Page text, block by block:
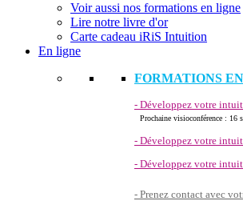
Voir aussi nos formations en ligne
Lire notre livre d'or
Carte cadeau iRiS Intuition
En ligne
FORMATIONS
- Développez votre
Prochaine visioconférence : 16
- Développez votre
- Développez votre
- Prenez contact avec